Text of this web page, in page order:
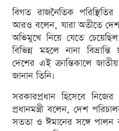
বিগত রাজনৈতিক পরিস্থিতির
আরও বলেন, যারা অতীতে
অভিমুখে নিয়ে যেতে
বিভিন্ন মহলে নানা
দেশের এই ক্রান্তিকালে
জানান তিনি।
সরকারপ্রধান হিসেবে
প্রধানমন্ত্রী বলেন, দেশ
সততা ও ঈমানের সঙ্গে পালন